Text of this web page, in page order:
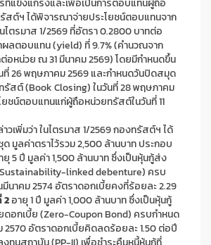
ที่แข็งแกร่งและเพื่อเป็นการตอบแทนผู้ถือ
สต์ฯ ได้พิจารณาจ่ายประโยชน์ตอบแทนจาก
ไตรมาส 1/2569 ที่อัตรา 0.2800 บาทต่อ
ลตอบแทน (yield) ที่ 9.7% (คำนวณจาก
ต่อหน่วย ณ 31 มีนาคม 2569) โดยมีกำหนดขึ้น
ที่ 26 พฤษภาคม 2569 และกำหนดวันปิดสมุด
รัสต์ (Book Closing) ในวันที่ 28 พฤษภาคม
ยชน์ตอบแทนแก่ผู้ถือหน่วยทรัสต์ในวันที่ 11
วเพิ่มว่า ในไตรมาส 1/2569 กองทรัสต์ฯ ได้
มูลค่าตราไว้รวม 2,500 ล้านบาท ประกอบ
ยุ 5 ปี มูลค่า 1,500 ล้านบาท ซึ่งเป็นหุ้นกู้ส่ง
linked debenture) ครบ
นาคม 2574 อัตราดอกเบี้ยคงที่ร้อยละ 2.29
2อายุ 1 ปี มูลค่า 1,000 ล้านบาท ซึ่งเป็นหุ้นกู้
ดอกเบี้ย (Zero-Coupon Bond) ครบกำหนด
2570 อัตราดอกเบี้ยคิดลดร้อยละ 1.50 ต่อปี